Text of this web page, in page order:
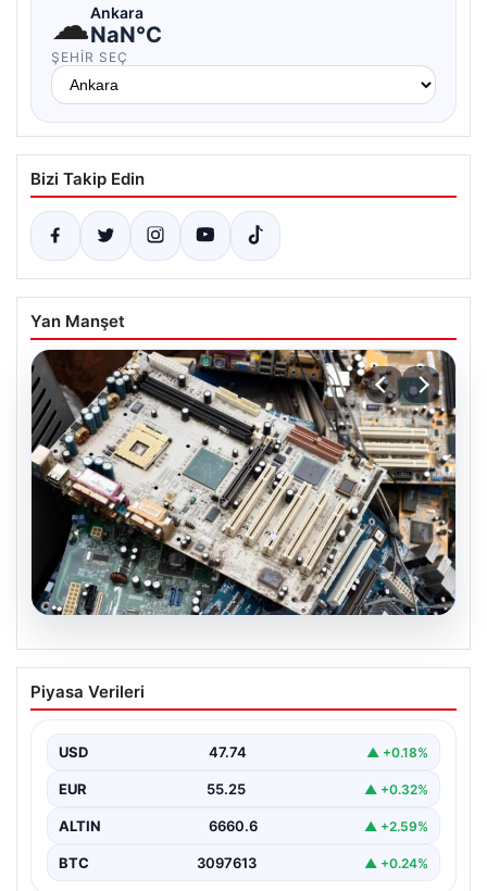
☁Ankara
NaN°C
ŞEHIR SEÇ
Bizi Takip Edin
Yan Manşet
08.08.2026
Kurumsal Atık Çözümleri ve Geri
Dönüşüm
sistemlerini sürekli periyotlarla yenilemektedir. Bu
modernizasyon aşamasında kenara…
Piyasa Verileri
USD 47.74 ▲ +0.18%
EUR 55.25 ▲ +0.32%
ALTIN 6660.6 ▲ +2.59%
BTC 3097613 ▲ +0.24%